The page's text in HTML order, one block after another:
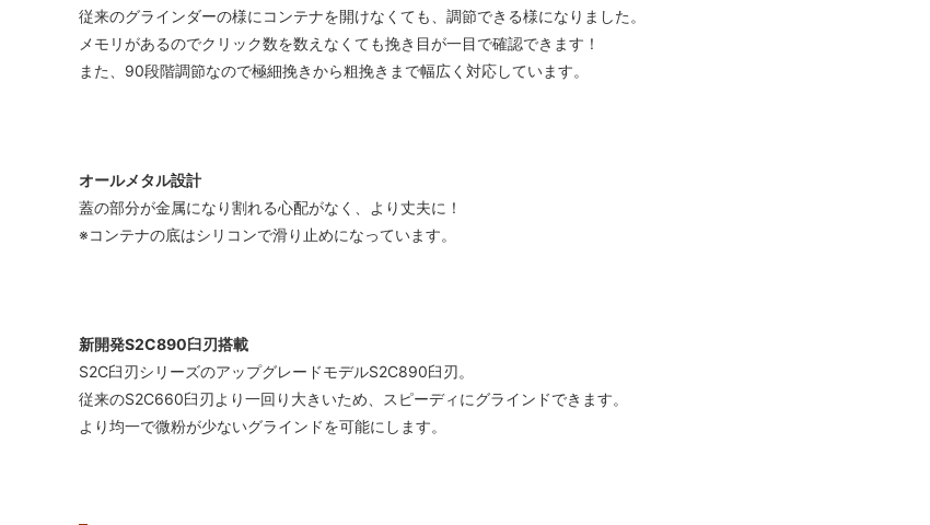
従来のグラインダーの様にコンテナを開けなくても、調節できる様になりました。
メモリがあるのでクリック数を数えなくても挽き目が一目で確認できます！
また、90段階調節なので極細挽きから粗挽きまで幅広く対応しています。
オールメタル設計
蓋の部分が金属になり割れる心配がなく、より丈夫に！
※コンテナの底はシリコンで滑り止めになっています。
新開発S2C890臼刃搭載
S2C臼刃シリーズのアップグレードモデルS2C890臼刃。
従来のS2C660臼刃より一回り大きいため、スピーディにグラインドできます。
より均一で微粉が少ないグラインドを可能にします。